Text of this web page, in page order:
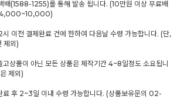
배(1588-1255)를 통해 발송 됩니다. (10만원 이상 무료배
4,000~10,000)
시 이전 결제완료 건에 한하여 다음날 수령 가능합니다. (단,
제외)
고상품이 아닌 모든 상품은 제작기간 4~8일정도 소요됩니
제외)
료 후 2~3일 이내 수령 가능합니다. (상품보유문의 02-